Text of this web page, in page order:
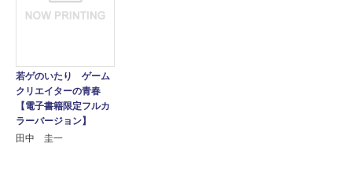
若ゲのいたり ゲーム
クリエイターの青春
【電子書籍限定フルカ
ラーバージョン】
田中 圭一